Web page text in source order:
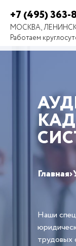
+7 (495) 363-
МОСКВА,
Работаем
Главная›
Наши
трудовых